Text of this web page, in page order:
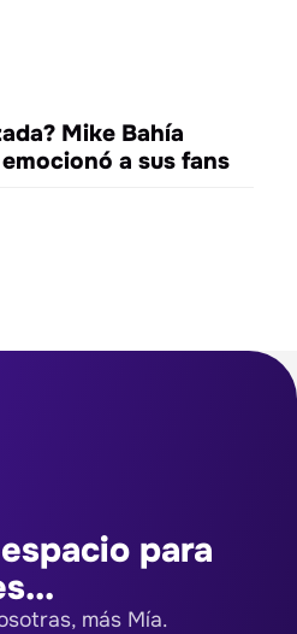
ENTRETENIMIENTO
Mike Bahía
a sus fans
para
más Mía.